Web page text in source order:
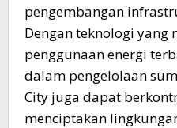
pengembangan
Dengan teknologi yang
penggunaan energi
dalam pengelolaan
City juga dapat
menciptakan